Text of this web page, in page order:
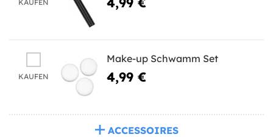
KAUFEN
KAUFEN
Make-up Schwamm Set
4,99 €
ACCESSOIRES